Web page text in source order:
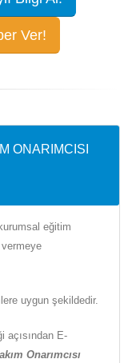
Ver!
ONARIMCISI
eğitim
uygun şekildedir.
açısından E-
Onarımcısı